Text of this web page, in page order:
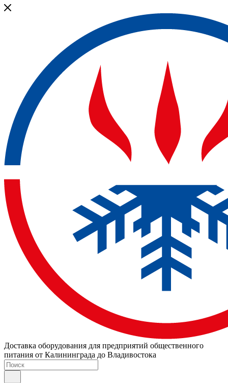
Доставка оборудования для предприятий общественного
питания от Калининграда до Владивостока